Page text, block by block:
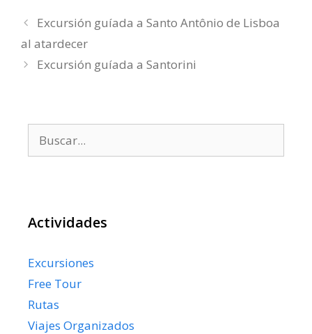
Excursión guíada a Santo Antônio de Lisboa
al atardecer
Excursión guíada a Santorini
Actividades
Excursiones
Free Tour
Rutas
Viajes Organizados